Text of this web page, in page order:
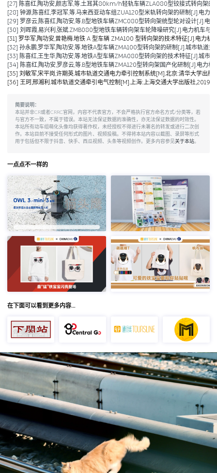
[27] 陈喜红,陶功安,颜志军,等.土耳其80km/h轻轨车辆ZLA080型铰接式转向架
[28] 钟源,陈喜红,李冠军,等.马来西亚动车组ZUA120型米轨转向架的研制[J].电力
[29] 罗彦云,陈喜红,陶功安,等.B型地铁车辆ZMC080型转向架统型轮对设计[J].电
[30] 刘晖霞,易兴利,张斌.ZMB080型地铁车辆转向架车轮降噪研究[J].电力机车与
[31] 罗华军,陶功安,曾艳梅.地铁 A 型车辆 ZMA100 型转向架的技术特征[J].电力
[32] 孙永鹏,罗华军,陶功安,等.地铁A型车辆ZMA100型转向架的研制[J].城市轨道
[33] 陈喜红,王生华,陶功安,等.地铁A型车辆ZMA080型转向架的技术特征[J].城市
[34] 陈喜红,陶功安,罗彦云,等.B型地铁车辆ZMA120型转向架国产化研制[J].电力
[35] 刘敏军,宋平岗,许期英.城市轨道交通电力牵引控制系统[M].北京:清华大学出版
[36] 王珂,邢湘利.城市轨道交通牵引电气控制[M].上海:上海交通大学出版社,2019.
简要说明：
本站并非CR或者CRRC官网，内容不代表官方，不会严格执行官方命名方式/分类等，若
与官方不一致，不属于错误。本站无法保证数据的准确性，亦无法保证数据的时效性。
本站所有动车组萌化头像均获得著作权，未经授权不得进行未署名的转发或进行二次创
作。本站目前不接受任何形式的图片、视频投稿。不得将本站内容以截图、录屏等形式
用于包括但不限于抖音、快手、西瓜视频、头条等视频创作。更多内容参见关于本站。
一点点不一样的
在下面可以看到更多内容…